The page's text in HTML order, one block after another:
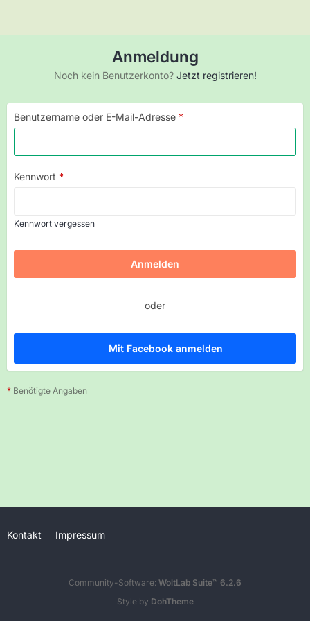
Anmeldung
Noch kein Benutzerkonto? Jetzt registrieren!
Benutzername oder E-Mail-Adresse *
Kennwort *
Kennwort vergessen
oder
Mit Facebook anmelden
* Benötigte Angaben
Kontakt Impressum
Community-Software: WoltLab Suite™ 6.2.6
Style by DohTheme